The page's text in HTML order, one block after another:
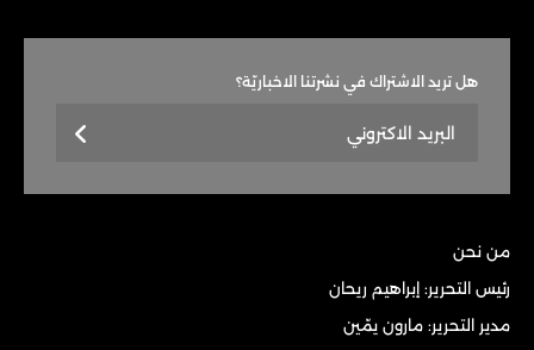
هل تريد الاشتراك في نشرتنا الاخباريّة؟
من نحن
رئيس التحرير: إبراهيم ريحان
مدير التحرير: مارون يمّين